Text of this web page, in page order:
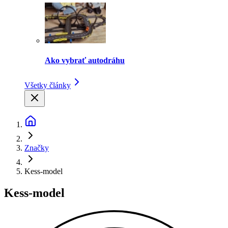
Ako vybrať autodráhu
Všetky články
Značky
Kess-model
Kess-model